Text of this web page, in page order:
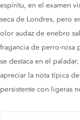
espíritu, en el examen
seca de Londres, pero
olor audaz de enebro
fragancia de perro-rosa
se destaca en el
apreciar la nota típica
persistente con ligeras